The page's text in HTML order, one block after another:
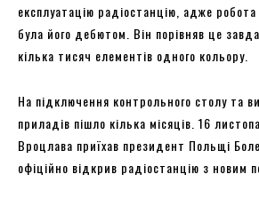
експлуатацію радіостанцію, адже
була його дебютом. Він порівняв це
кілька тисяч елементів одного кольору.
На підключення контрольного столу та
приладів пішло кілька місяців. 16
Вроцлава приїхав президент Польщі
офіційно відкрив радіостанцію з новим